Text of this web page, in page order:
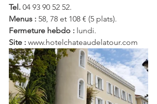
Tel. 04 93 90 52 52.
Menus : 58, 78 et 108 € (5 plats).
Fermeture hebdo : lundi.
Site : www.hotelchateaudelatour.com